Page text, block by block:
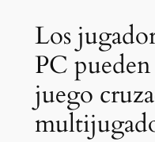
Los
PC
juego